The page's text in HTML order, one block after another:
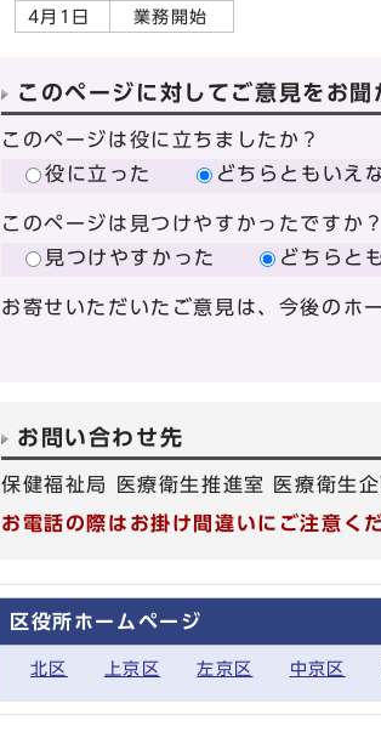
4月1日
業務開始
このページに対してご意見をお聞
このページは役に立ちましたか？
役に立った
どちらともいえ
このページは見つけやすかったですか？
見つけやすかった
どちらと
お寄せいただいたご意見は、今後のホ
お問い合わせ先
保健福祉局 医療衛生推進室 医療衛
お電話の際はお掛け間違いにご注意く
区役所ホームページ
北区 上京区 左京区 中京区